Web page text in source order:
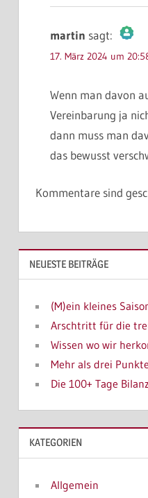
martin sagt:
Das „Echte-
Anti-Spam von
17. März 2024 um
Wenn man davon
Vereinbarung ja
dann muss man
das bewusst
Kommentare sind
NEUESTE BEITRÄGE
(M)ein kleines
Arschtritt für die
Wissen wo wir
Mehr als drei
Die 100+ Tage
KATEGORIEN
Allgemein